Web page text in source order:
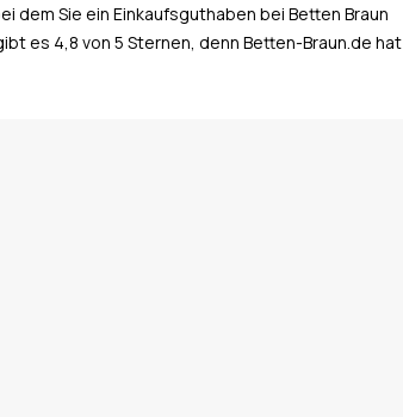
dem Sie ein Einkaufsguthaben bei Betten Braun
es 4,8 von 5 Sternen, denn Betten-Braun.de hat